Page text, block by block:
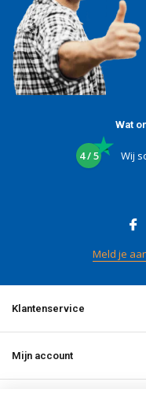
Wat
4 / 5 Wij
Meld je
Klantenservice
Mijn account